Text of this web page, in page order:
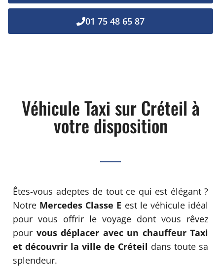
01 75 48 65 87
Véhicule Taxi sur Créteil à
votre disposition
Êtes-vous adeptes de tout ce qui est élégant ?
Notre Mercedes Classe E est le véhicule idéal
pour vous offrir le voyage dont vous rêvez
pour vous déplacer avec un chauffeur Taxi
et découvrir la ville de Créteil dans toute sa
splendeur.